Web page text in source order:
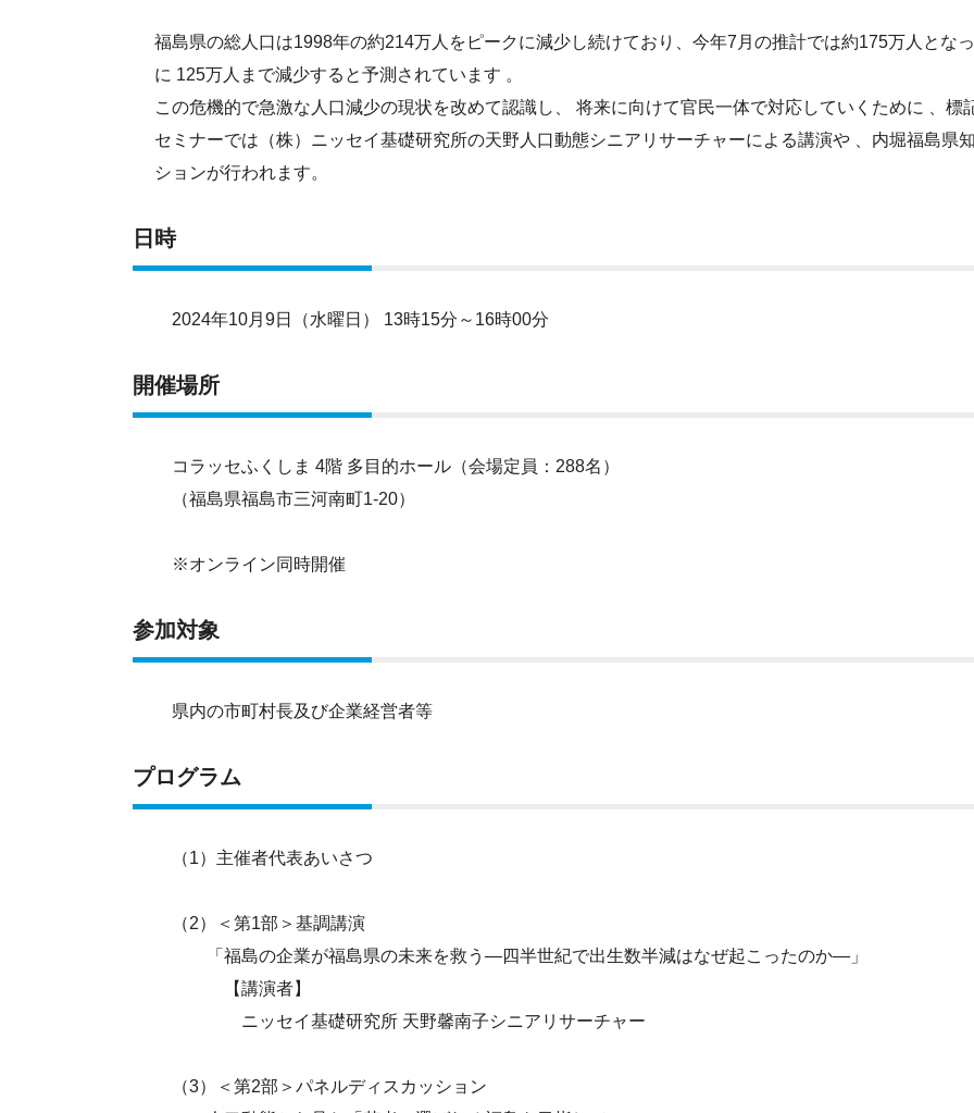
福島県の総人口は1998年の約214万人をピークに減少し続けており、今年7月の推計では約175万人とな
に 125万人まで減少すると予測されています 。
この危機的で急激な人口減少の現状を改めて認識し、 将来に向けて官民一体で対応していくために 、標
セミナーでは（株）ニッセイ基礎研究所の天野人口動態シニアリサーチャーによる講演や 、内堀福島県
ションが行われます。
日時
2024年10月9日（水曜日） 13時15分～16時00分
開催場所
コラッセふくしま 4階 多目的ホール（会場定員：288名）
（福島県福島市三河南町1-20）
※オンライン同時開催
参加対象
県内の市町村長及び企業経営者等
プログラム
（1）主催者代表あいさつ
（2）＜第1部＞基調講演
「福島の企業が福島県の未来を救う―四半世紀で出生数半減はなぜ起こったのか―」
【講演者】
ニッセイ基礎研究所 天野馨南子シニアリサーチャー
（3）＜第2部＞パネルディスカッション